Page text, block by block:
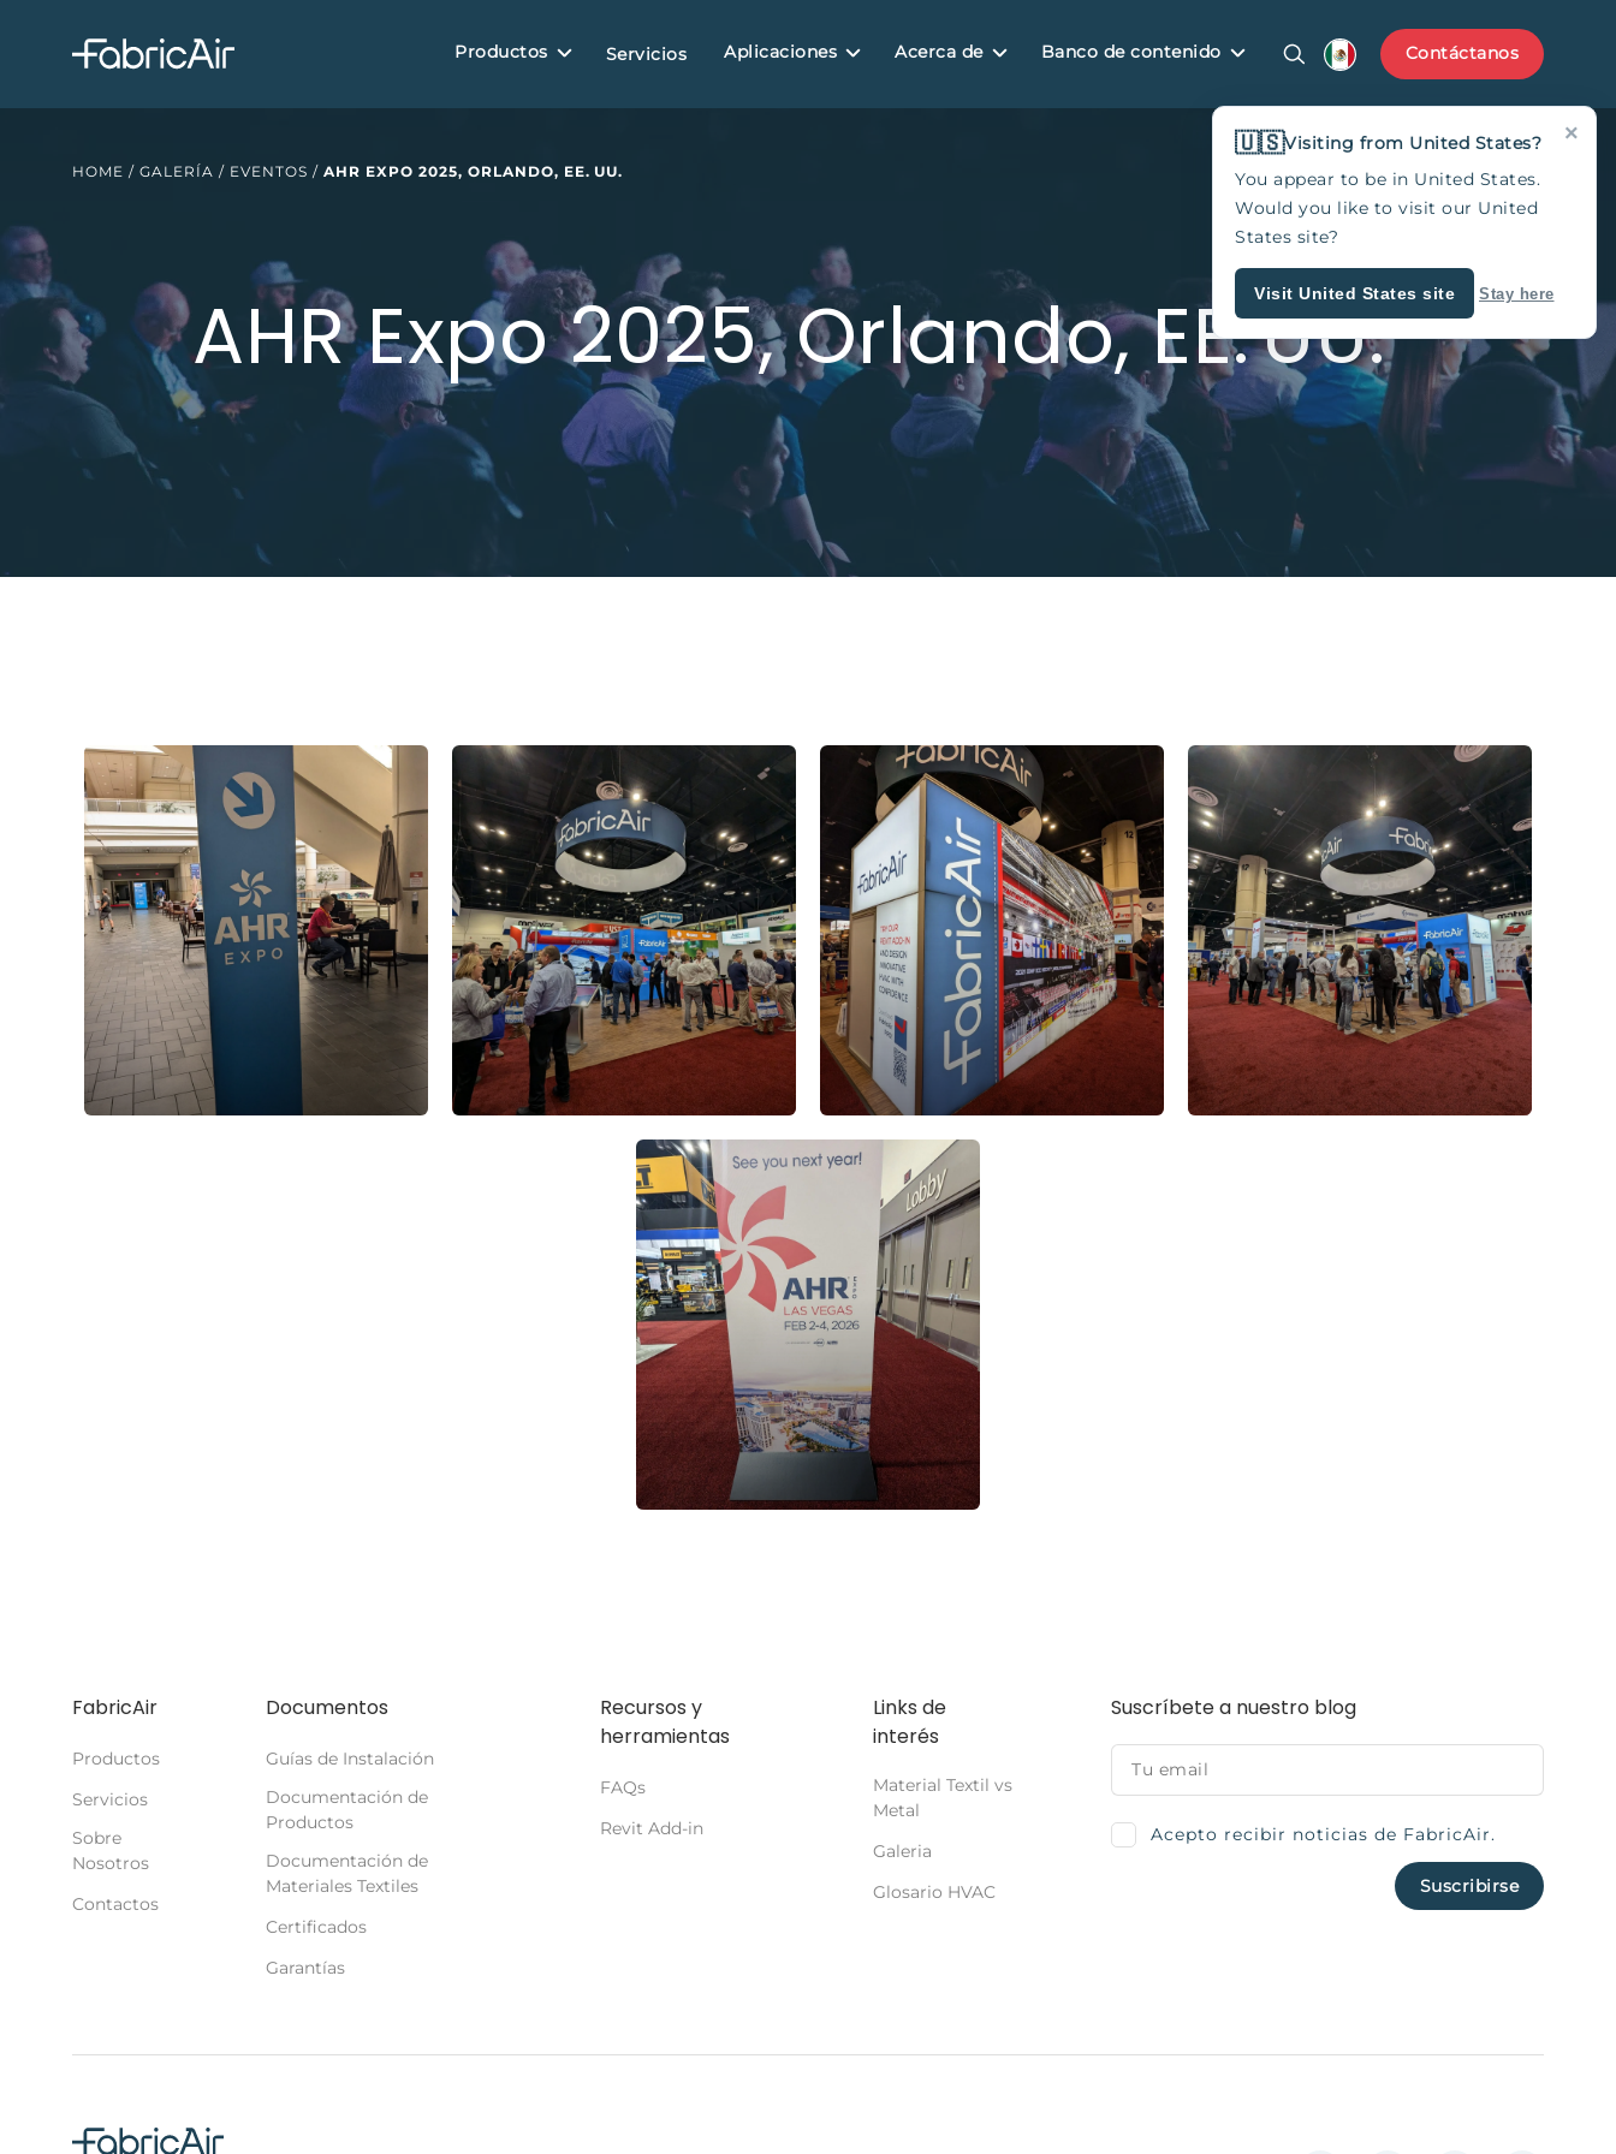
Productos Servicios Aplicaciones Acerca de Banco de contenido Contáctanos
HOME / GALERÍA / EVENTOS / AHR EXPO 2025, ORLANDO, EE. UU.
AHR Expo 2025, Orlando, EE. UU.
FabricAir
Productos
Servicios
Sobre
Nosotros
Contactos
Documentos
Guías de Instalación
Documentación de
Productos
Documentación de
Materiales Textiles
Certificados
Garantías
Recursos y
herramientas
FAQs
Revit Add-in
Links de
interés
Material Textil vs
Metal
Galeria
Glosario HVAC
Suscríbete a nuestro blog
Acepto recibir noticias de FabricAir.
×
🇺🇸Visiting from United States?
You appear to be in United States.
Would you like to visit our United
States site?
Visit United States site Stay here